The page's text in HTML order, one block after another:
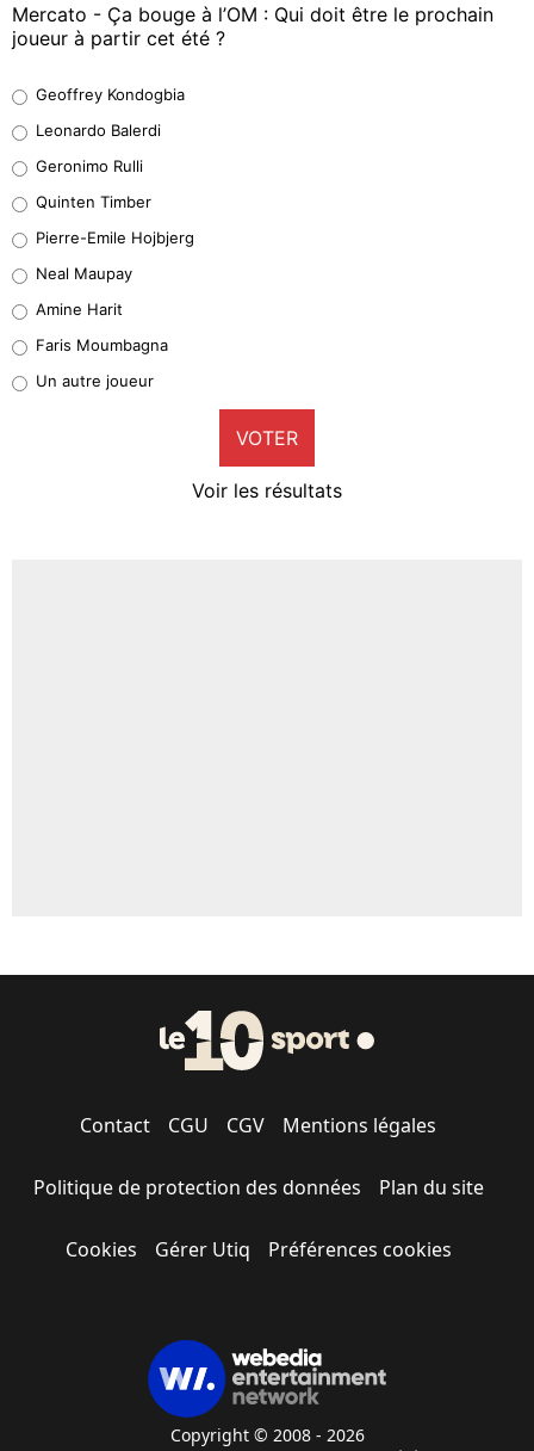
Mercato - Ça bouge à l’OM : Qui doit être le prochain
joueur à partir cet été ?
38%
32%
5%
1%
9%
Geoffrey Kondogbia
Leonardo Balerdi
Geronimo Rulli
Quinten Timber
Pierre-Emile Hojbjerg
Neal Maupay
Amine Harit
Faris Moumbagna
Un autre joueur
VOTER
Voir les résultats
Contact CGU CGV Mentions légales
Politique de protection des données Plan du site
Cookies Gérer Utiq Préférences cookies
Copyright © 2008 - 2026